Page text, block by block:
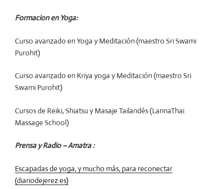
Formacion en Yoga:
Curso avanzado en Yoga y Meditación (maestro Sri Swami
Purohit)
Curso avanzado en Kriya yoga y Meditación (maestro Sri
Swami Purohit)
Cursos de Reiki, Shiatsu y Masaje Tailandés (LannaThai
Massage School)
Prensa y Radio – Amatra :
Escapadas de yoga, y mucho más, para reconectar
(diariodejerez.es)